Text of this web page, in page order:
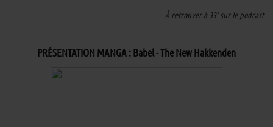
À retrouver à 33' sur le podcast
PRÉSENTATION MANGA : Babel - The New Hakkenden